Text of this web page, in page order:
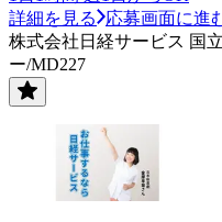
詳細を見る
応募画面に進
株式会社日経サービス 国
ー/MD227